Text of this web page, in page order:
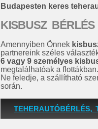
Budapesten keres
KISBUSZ BÉRLÉS
Amennyiben Önnek
partnereink széles
6 vagy 9 személyes
megtalálhatóak a flottákban.
Ne feledje, a szállítható
során.
TEHERAUTÓBÉRLÉS,